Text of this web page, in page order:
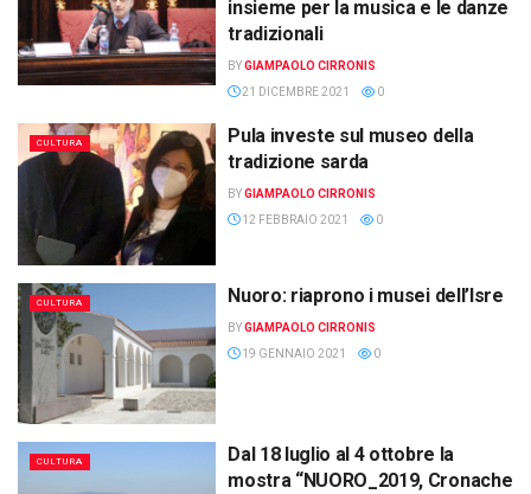
insieme per la musica e le danze
tradizionali
BYGIAMPAOLO CIRRONIS
21 DICEMBRE 2021
0
CULTURA
Pula investe sul museo della
tradizione sarda
BYGIAMPAOLO CIRRONIS
12 FEBBRAIO 2021
0
CULTURA Nuoro: riaprono i musei dell’Isre
BYGIAMPAOLO CIRRONIS
19 GENNAIO 2021
0
CULTURA
Dal 18 luglio al 4 ottobre la
mostra “NUORO_2019, Cronache